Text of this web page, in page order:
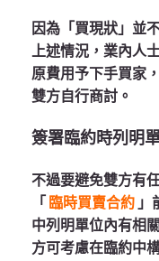
因為「買現狀」並
上述情況，業內人
原費用予下手買家
雙方自行商討。
簽署臨約時列明
不過要避免雙方有
「 臨時買賣合約 」
中列明單位內有相
方可考慮在臨約中